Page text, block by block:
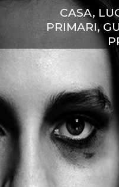
CASA,
PRIMARI,